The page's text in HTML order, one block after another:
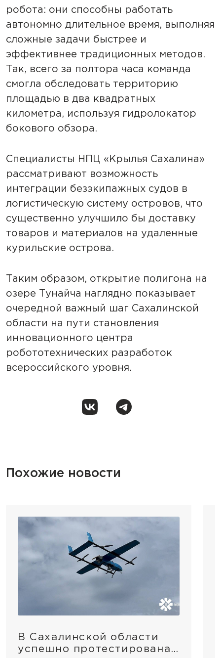
робота: они способны работать
автономно длительное время, выполняя
сложные задачи быстрее и
эффективнее традиционных методов.
Так, всего за полтора часа команда
смогла обследовать территорию
площадью в два квадратных
километра, используя гидролокатор
бокового обзора.
Специалисты НПЦ «Крылья Сахалина»
рассматривают возможность
интеграции безэкипажных судов в
логистическую систему островов, что
существенно улучшило бы доставку
товаров и материалов на удаленные
курильские острова.
Таким образом, открытие полигона на
озере Тунайча наглядно показывает
очередной важный шаг Сахалинской
области на пути становления
инновационного центра
робототехнических разработок
всероссийского уровня.
Похожие новости
В Сахалинской области
успешно протестирована